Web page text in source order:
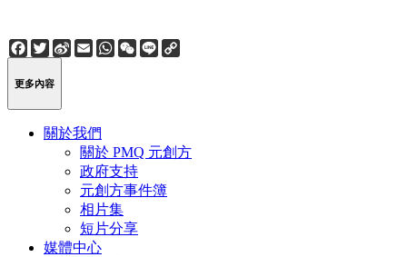
Facebook
Twitter
Sina
Weibo
EmailWhatsApp
WeChat
Line
更多內容
關於我們
關於 PMQ 元創方
政府支持
元創方事件簿
相片集
短片分享
媒體中心